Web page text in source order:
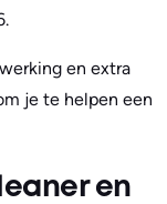
en extra
je te helpen een
en